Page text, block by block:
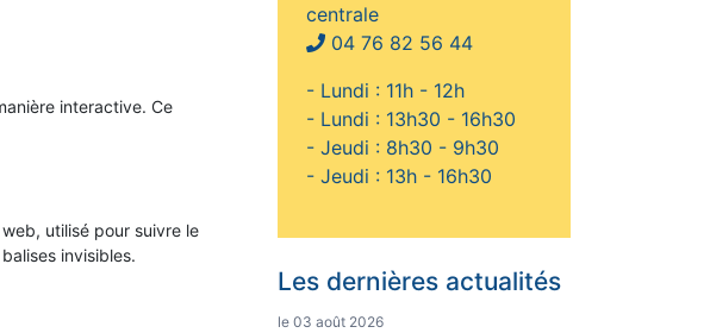
interactive. Ce
utilisé pour suivre le
invisibles.
centrale
04 76 82 56 44
- Lundi : 11h - 12h
- Lundi : 13h30 - 16h30
- Jeudi : 8h30 - 9h30
- Jeudi : 13h - 16h30
Les dernières actualités
le 03 août 2026